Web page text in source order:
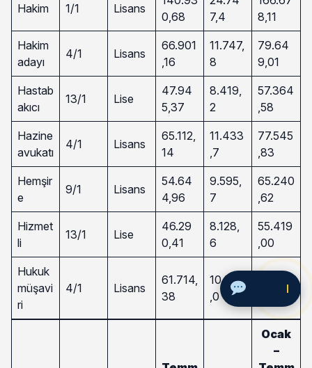
Hakim 1/1 Lisans
0,68
7,4
8,11
Hakim
adayı
4/1 Lisans
66.901
,16
11.747,
8
79.64
9,01
Hastab
akıcı
13/1 Lise
47.94
5,37
8.419,
2
57.364
,58
Hazine
avukatı
4/1 Lisans
65.112,
14
11.433
,7
77.545
,83
Hemşir
e
9/1 Lisans
54.64
4,96
9.595,
7
65.240
,62
Hizmet
li
13/1 Lise
46.29
0,41
8.128,
6
55.419
,00
Hukuk
müşavi
ri
4/1 Lisans
61.714,
38
10.837
,0
73.551,
Ocak
–